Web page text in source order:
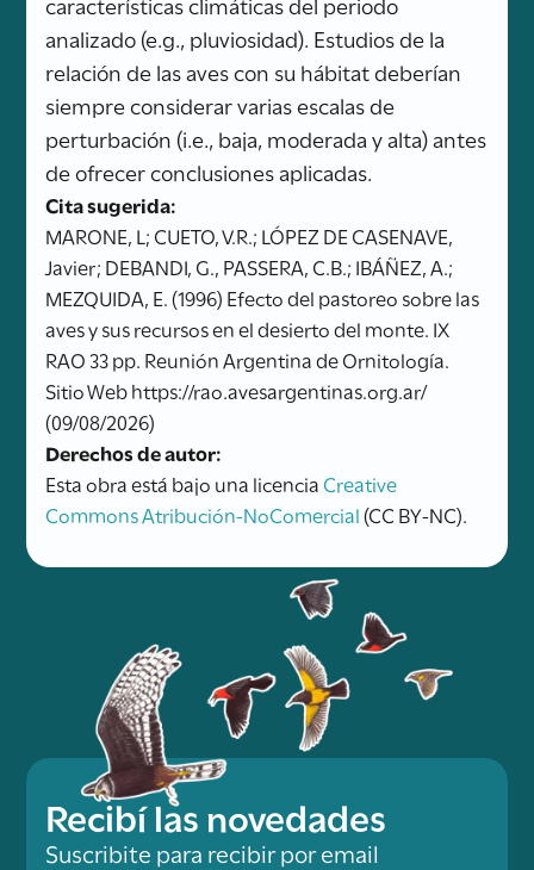
analizado (e.g., pluviosidad). Estudios de la
relación de las aves con su hábitat deberían
siempre considerar varias escalas de
perturbación (i.e., baja, moderada y alta) antes
de ofrecer conclusiones aplicadas.
Cita sugerida:
MARONE, L; CUETO, V.R.; LÓPEZ DE CASENAVE,
Javier; DEBANDI, G., PASSERA, C.B.; IBÁÑEZ, A.;
MEZQUIDA, E. (1996) Efecto del pastoreo sobre las
aves y sus recursos en el desierto del monte. IX
RAO 33 pp. Reunión Argentina de Ornitología.
Sitio Web https://rao.avesargentinas.org.ar/
(09/08/2026)
Derechos de autor:
Esta obra está bajo una licencia Creative
Commons Atribución-NoComercial(CC BY-NC).
Recibí las novedades
Suscribite para recibir por email